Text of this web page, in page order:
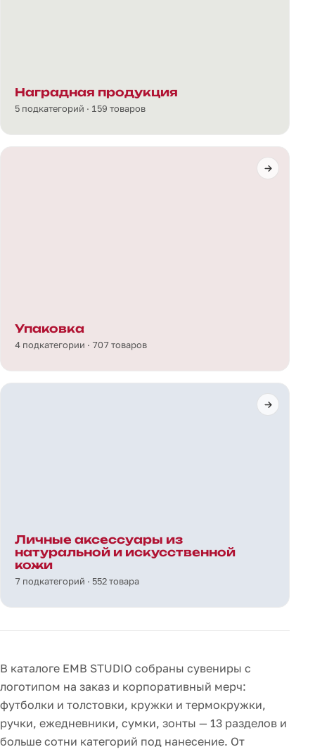
Наградная продукция
5 подкатегорий · 159 товаров
Упаковка
4 подкатегории · 707 товаров
Личные аксессуары из
натуральной и искусственной
кожи
7 подкатегорий · 552 товара
В каталоге EMB STUDIO собраны сувениры с
логотипом на заказ и корпоративный мерч:
футболки и толстовки, кружки и термокружки,
ручки, ежедневники, сумки, зонты — 13 разделов и
больше сотни категорий под нанесение. От